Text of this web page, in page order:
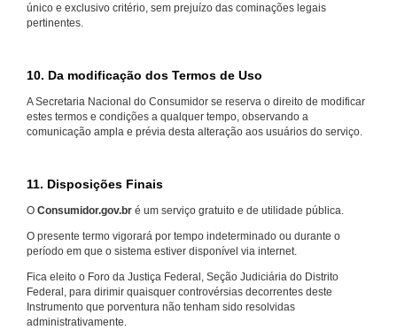
único e exclusivo critério, sem prejuízo das cominações legais
pertinentes.
10. Da modificação dos Termos de Uso
A Secretaria Nacional do Consumidor se reserva o direito de modificar
estes termos e condições a qualquer tempo, observando a
comunicação ampla e prévia desta alteração aos usuários do serviço.
11. Disposições Finais
O Consumidor.gov.br é um serviço gratuito e de utilidade pública.
O presente termo vigorará por tempo indeterminado ou durante o
período em que o sistema estiver disponível via internet.
Fica eleito o Foro da Justiça Federal, Seção Judiciária do Distrito
Federal, para dirimir quaisquer controvérsias decorrentes deste
Instrumento que porventura não tenham sido resolvidas
administrativamente.